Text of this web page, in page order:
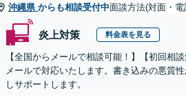
沖縄県 からも相談受付中面談方法(対面・
炎上対策 料金表を見る
【全国からメールで相談可能！】【初回相
メールで対応いたします。書き込みの悪質
しサポートします。